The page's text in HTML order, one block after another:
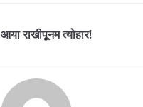
आया राखीपूनम त्योहार!